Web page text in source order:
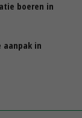
boeren in
aanpak in